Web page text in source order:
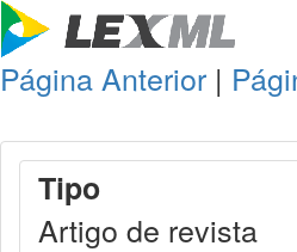
Página Anterior |
Tipo
Artigo de revista